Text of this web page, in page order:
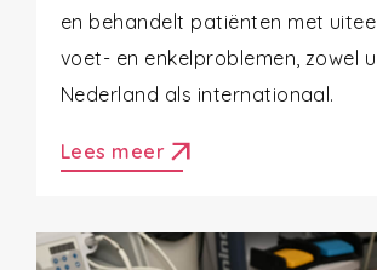
en behandelt patiënten met
voet- en enkelproblemen, zowel
Nederland als internationaal.
Lees meer arrow_outward